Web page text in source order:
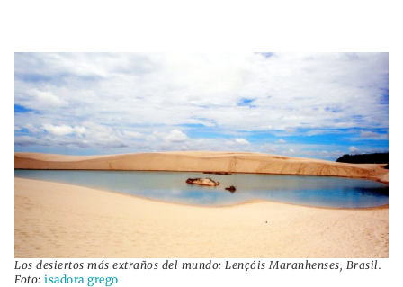
Los desiertos más extraños del mundo: Lençóis Maranhenses, Brasil.
Foto: isadora grego